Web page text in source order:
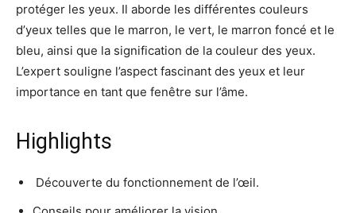
protéger les yeux. Il aborde les différentes couleurs
d’yeux telles que le marron, le vert, le marron foncé et le
bleu, ainsi que la signification de la couleur des yeux.
L’expert souligne l’aspect fascinant des yeux et leur
importance en tant que fenêtre sur l’âme.
Highlights
️ Découverte du fonctionnement de l’œil.